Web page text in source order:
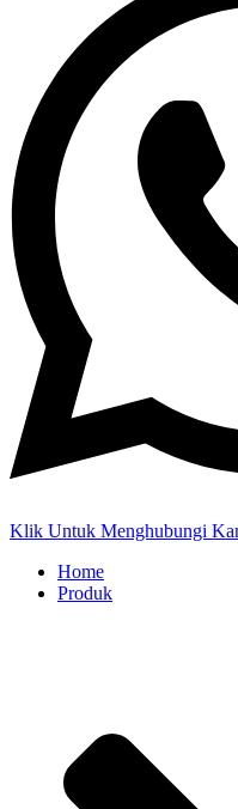
Klik Untuk Menghubungi
Home
Produk